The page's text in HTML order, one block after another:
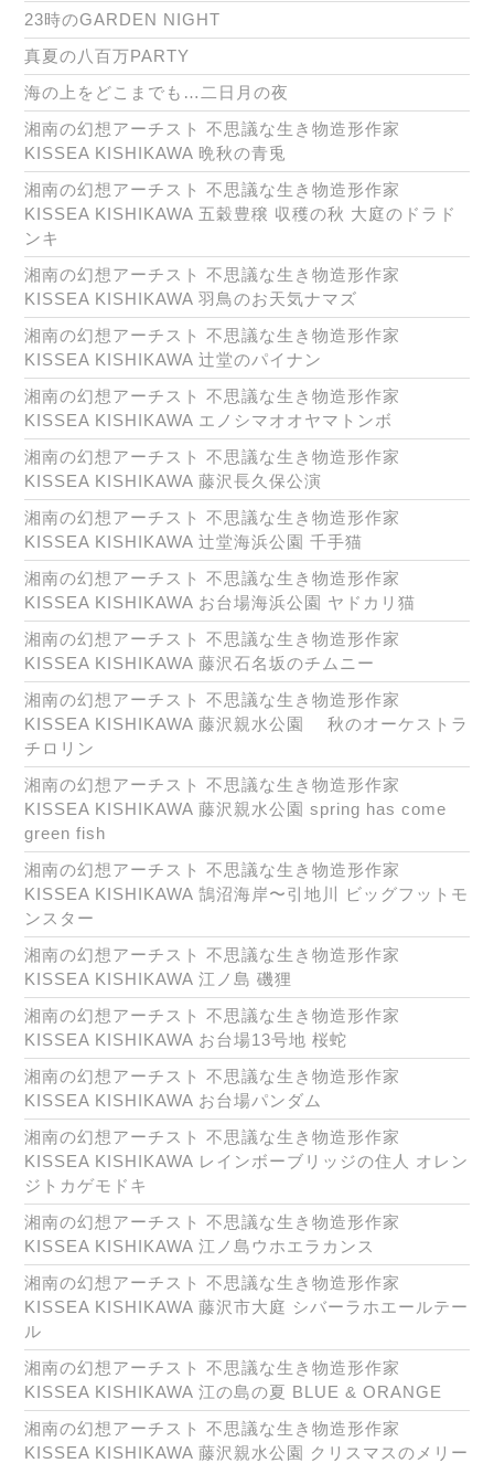
23時のGARDEN NIGHT
真夏の八百万PARTY
海の上をどこまでも…二日月の夜
湘南の幻想アーチスト 不思議な生き物造形作家
KISSEA KISHIKAWA 晩秋の青兎
湘南の幻想アーチスト 不思議な生き物造形作家
KISSEA KISHIKAWA 五穀豊穣 収穫の秋 大庭のドラド
ンキ
湘南の幻想アーチスト 不思議な生き物造形作家
KISSEA KISHIKAWA 羽鳥のお天気ナマズ
湘南の幻想アーチスト 不思議な生き物造形作家
KISSEA KISHIKAWA 辻堂のパイナン
湘南の幻想アーチスト 不思議な生き物造形作家
KISSEA KISHIKAWA エノシマオオヤマトンボ
湘南の幻想アーチスト 不思議な生き物造形作家
KISSEA KISHIKAWA 藤沢長久保公演
湘南の幻想アーチスト 不思議な生き物造形作家
KISSEA KISHIKAWA 辻堂海浜公園 千手猫
湘南の幻想アーチスト 不思議な生き物造形作家
KISSEA KISHIKAWA お台場海浜公園 ヤドカリ猫
湘南の幻想アーチスト 不思議な生き物造形作家
KISSEA KISHIKAWA 藤沢石名坂のチムニー
湘南の幻想アーチスト 不思議な生き物造形作家
KISSEA KISHIKAWA 藤沢親水公園 秋のオーケストラ
チロリン
湘南の幻想アーチスト 不思議な生き物造形作家
KISSEA KISHIKAWA 藤沢親水公園 spring has come
green fish
湘南の幻想アーチスト 不思議な生き物造形作家
KISSEA KISHIKAWA 鵠沼海岸〜引地川 ビッグフットモ
ンスター
湘南の幻想アーチスト 不思議な生き物造形作家
KISSEA KISHIKAWA 江ノ島 磯狸
湘南の幻想アーチスト 不思議な生き物造形作家
KISSEA KISHIKAWA お台場13号地 桜蛇
湘南の幻想アーチスト 不思議な生き物造形作家
KISSEA KISHIKAWA お台場パンダム
湘南の幻想アーチスト 不思議な生き物造形作家
KISSEA KISHIKAWA レインボーブリッジの住人 オレン
ジトカゲモドキ
湘南の幻想アーチスト 不思議な生き物造形作家
KISSEA KISHIKAWA 江ノ島ウホエラカンス
湘南の幻想アーチスト 不思議な生き物造形作家
KISSEA KISHIKAWA 藤沢市大庭 シバーラホエールテー
ル
湘南の幻想アーチスト 不思議な生き物造形作家
KISSEA KISHIKAWA 江の島の夏 BLUE & ORANGE
湘南の幻想アーチスト 不思議な生き物造形作家
KISSEA KISHIKAWA 藤沢親水公園 クリスマスのメリー